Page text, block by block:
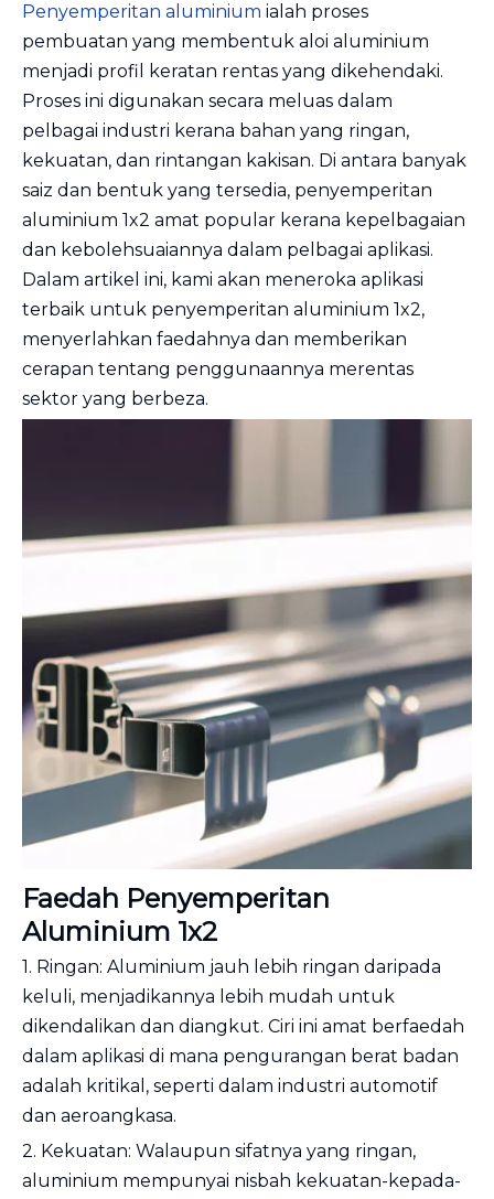
Penyemperitan aluminium ialah proses
pembuatan yang membentuk aloi aluminium
menjadi profil keratan rentas yang dikehendaki.
Proses ini digunakan secara meluas dalam
pelbagai industri kerana bahan yang ringan,
kekuatan, dan rintangan kakisan. Di antara banyak
saiz dan bentuk yang tersedia, penyemperitan
aluminium 1x2 amat popular kerana kepelbagaian
dan kebolehsuaiannya dalam pelbagai aplikasi.
Dalam artikel ini, kami akan meneroka aplikasi
terbaik untuk penyemperitan aluminium 1x2,
menyerlahkan faedahnya dan memberikan
cerapan tentang penggunaannya merentas
sektor yang berbeza.
Faedah Penyemperitan
Aluminium 1x2
1. Ringan: Aluminium jauh lebih ringan daripada
keluli, menjadikannya lebih mudah untuk
dikendalikan dan diangkut. Ciri ini amat berfaedah
dalam aplikasi di mana pengurangan berat badan
adalah kritikal, seperti dalam industri automotif
dan aeroangkasa.
2. Kekuatan: Walaupun sifatnya yang ringan,
aluminium mempunyai nisbah kekuatan-kepada-